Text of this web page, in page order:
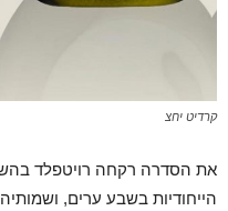
קרדיט יחצ
את הסדרה רקחה רויטפלד
הייחודיות בשבע ערים,